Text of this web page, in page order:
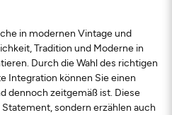
in modernen Vintage und
Tradition und Moderne in
Durch die Wahl des richtigen
Integration können Sie einen
dennoch zeitgemäß ist. Diese
sondern erzählen auch